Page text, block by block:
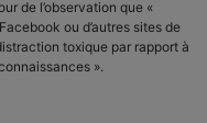
de l’observation que «
ou d’autres sites de
toxique par rapport à
».